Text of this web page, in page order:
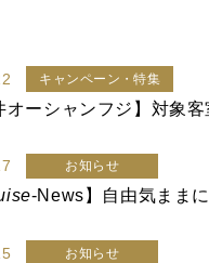
キャンペーン・特集
オーシャンフジ】対象
お知らせ
-News】自由気まま
お知らせ